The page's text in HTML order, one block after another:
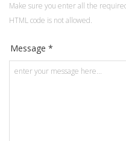
Make sure you enter all the
HTML code is not allowed.
Message *